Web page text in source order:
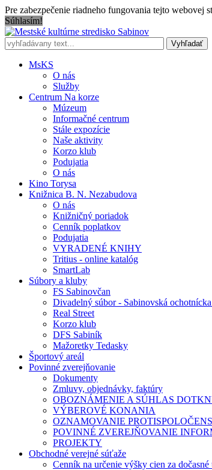
Pre zabezpečenie riadneho fungovania tejto webovej
Súhlasím!
MsKS
O nás
Služby
Centrum Na korze
Múzeum
Informačné centrum
Stále expozície
Naše aktivity
Korzo klub
Podujatia
O nás
Kino Torysa
Knižnica B. N. Nezabudova
O nás
Knižničný poriadok
Cenník poplatkov
Podujatia
VYRADENÉ KNIHY
Tritius - online katalóg
SmartLab
Súbory a kluby
FS Sabinovčan
Divadelný súbor - Sabinovská ochotnícka
Real Street
Korzo klub
DFS Sabiník
Mažoretky Tedasky
Športový areál
Povinné zverejňovanie
Dokumenty
Zmluvy, objednávky, faktúry
OBOZNÁMENIE A SÚHLAS
VÝBEROVÉ KONANIA
OZNAMOVANIE
POVINNÉ ZVEREJŇOVANIE
PROJEKTY
Obchodné verejné súťaže
Cenník na určenie výšky cien za